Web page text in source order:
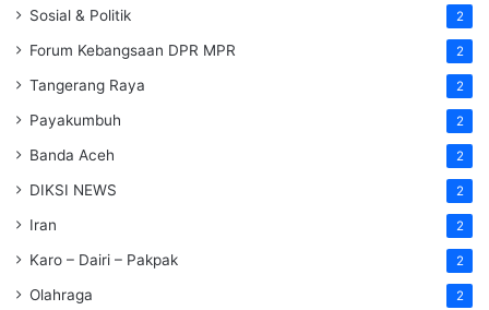
Sosial & Politik 2
Forum Kebangsaan DPR MPR 2
Tangerang Raya 2
Payakumbuh 2
Banda Aceh 2
DIKSI NEWS 2
Iran 2
Karo – Dairi – Pakpak 2
Olahraga 2